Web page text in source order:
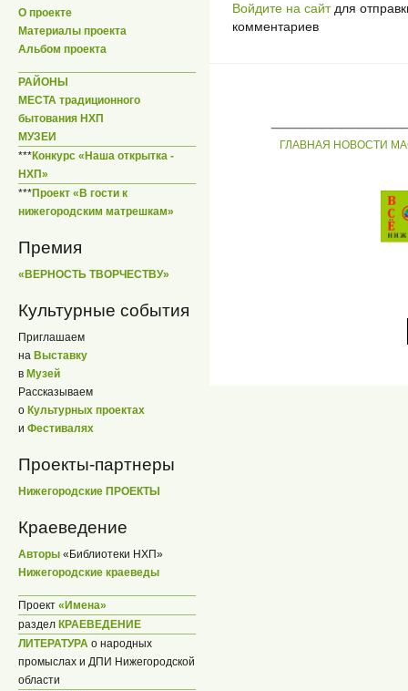
О проекте
Материалы проекта
Альбом проекта
РАЙОНЫ
МЕСТА традиционного
бытования НХП
МУЗЕИ
***Конкурс «Наша открытка -
НХП»
***Проект «В гости к
нижегородским матрешкам»
Премия
«ВЕРНОСТЬ ТВОРЧЕСТВУ»
Культурные события
Приглашаем
на Выставку
в Музей
Рассказываем
о Культурных проектах
и Фестивалях
Проекты-партнеры
Нижегородские ПРОЕКТЫ
Краеведение
Авторы «Библиотеки НХП»
Нижегородские краеведы
Проект «Имена»
раздел КРАЕВЕДЕНИЕ
ЛИТЕРАТУРА о народных
промыслах и ДПИ Нижегородской
области
Войдите на сайтдля
комментариев
ГЛАВНАЯ НОВОСТИ